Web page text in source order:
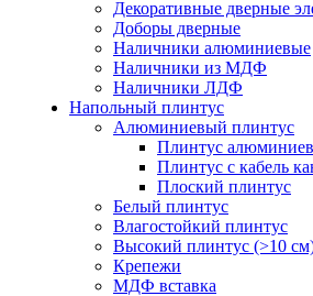
Декоративные дверные
Доборы дверные
Наличники алюминиевые
Наличники из МДФ
Наличники ЛДФ
Напольный плинтус
Алюминиевый плинтус
Плинтус
Плинтус с кабель
Плоский плинтус
Белый плинтус
Влагостойкий плинтус
Высокий плинтус (>10
Крепежи
МДФ вставка